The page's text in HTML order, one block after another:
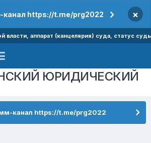
канал https://t.me/prg2022 ×
власти, аппарат (канцелярия) суда, статус
ЮРИДИЧЕСКИЙ
канал https://t.me/prg2022